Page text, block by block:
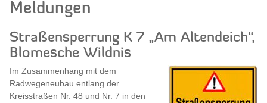
Meldungen
Straßensperrung K 7 „Am Altendeich“,
Blomesche Wildnis
Im Zusammenhang mit dem
Radwegeneubau entlang der
Kreisstraßen Nr. 48 und Nr. 7 in den